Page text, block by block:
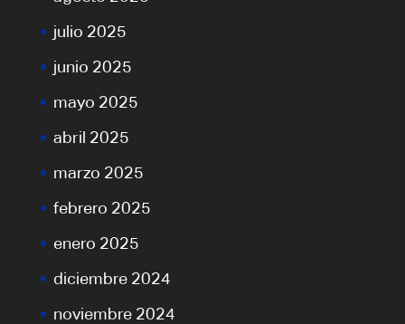
julio 2025
junio 2025
mayo 2025
abril 2025
marzo 2025
febrero 2025
enero 2025
diciembre 2024
noviembre 2024